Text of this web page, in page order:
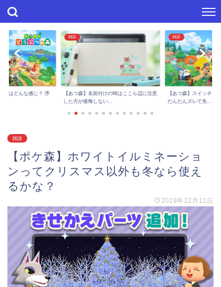
捗はどんな感じ？ 序
雑談
【あつ森】名前付けの時はここら辺に注意
した方が後悔しない...
雑談
【あつ森】スイッチで
だんだんズレて失...
雑談
【ポケ森】ホワイトイルミネーショ
ンってクリスマス以外も冬なら使え
るかな？
2019年12月11日